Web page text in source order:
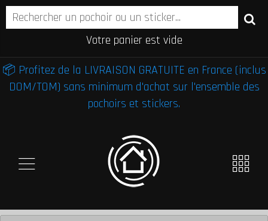
Votre panier est vide
📦 Profitez de la LIVRAISON GRATUITE en France (inclus
DOM/TOM) sans minimum d'achat sur l'ensemble des
pochoirs et stickers.